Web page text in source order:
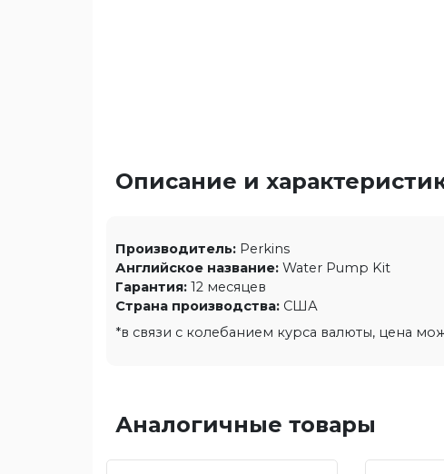
Описание и
Производитель: Perkins
Английское название: Water Pump Kit
Гарантия: 12 месяцев
Страна производства: США
*в связи с колебанием курса валюты, цена
Аналогичные товары